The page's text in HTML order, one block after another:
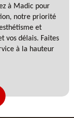
à Madic pour
notre priorité
et
vos délais. Faites
à la hauteur